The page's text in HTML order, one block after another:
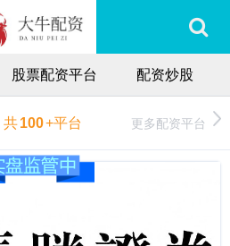
股票配资平台 配资炒股
共100+平台 更多配资平台